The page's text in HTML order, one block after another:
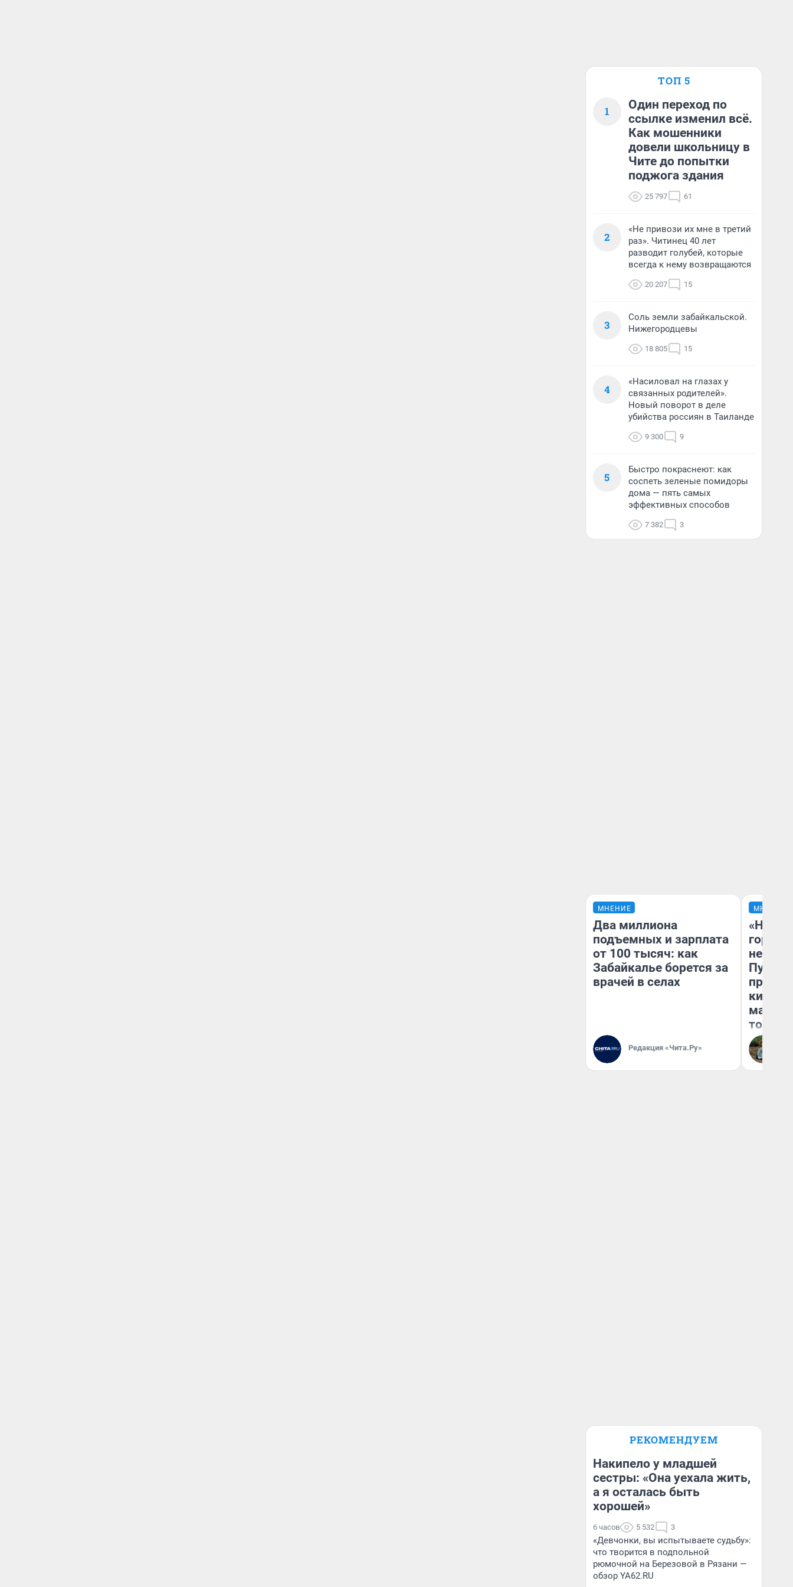
ТОП 5
1
Один переход по
ссылке изменил всё.
Как мошенники
довели школьницу в
Чите до попытки
поджога здания
25 797 61
2
«Не привози их мне в третий
раз». Читинец 40 лет
разводит голубей, которые
всегда к нему возвращаются
20 207 15
3
Соль земли забайкальской.
Нижегородцевы
18 805 15
4
«Насиловал на глазах у
связанных родителей».
Новый поворот в деле
убийства россиян в Таиланде
9 300 9
5
Быстро покраснеют: как
соспеть зеленые помидоры
дома — пять самых
эффективных способов
7 382 3
МНЕНИЕ
Два миллиона
подъемных и зарплата
от 100 тысяч: как
Забайкалье борется за
врачей в селах
Редакция «Чита.Ру»
МНЕНИЕ
«Нет
того
РЕКОМЕНДУЕМ
Накипело у младшей
сестры: «Она уехала жить,
а я осталась быть
хорошей»
6 часов 5 532 3
«Девчонки, вы испытываете судьбу»:
что творится в подпольной
рюмочной на Березовой в Рязани —
обзор YA62.RU